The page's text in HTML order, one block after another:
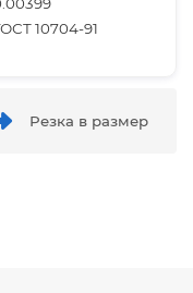
10704-91
Резка в размер